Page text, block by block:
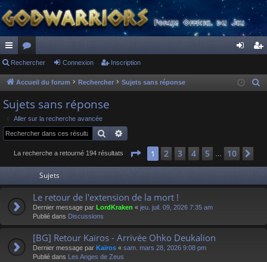
ac
co
ur
ci
s
or
u
s
ne cri
Rechercher Connexion Inscription
Accueil du forum Rechercher Sujets sans réponse
e
Sujets sans réponse
Aller sur la recherche avancée
Rechercher
La recherche a retourné 194 résultats Page 1sur 10
1 2 3 4 5 10
Sujets
Le retour de l'extension de la mort !
Dernier message par LordKraken « jeu. juil. 09, 2026 7:35 am
Publié dans Discussions
[BG] Retour Kaïros - Arrivée Ohko Deukalion
Dernier message par Kaïros « sam. mars 28, 2026 9:08 pm
Publié dans Les Anges de Zeus